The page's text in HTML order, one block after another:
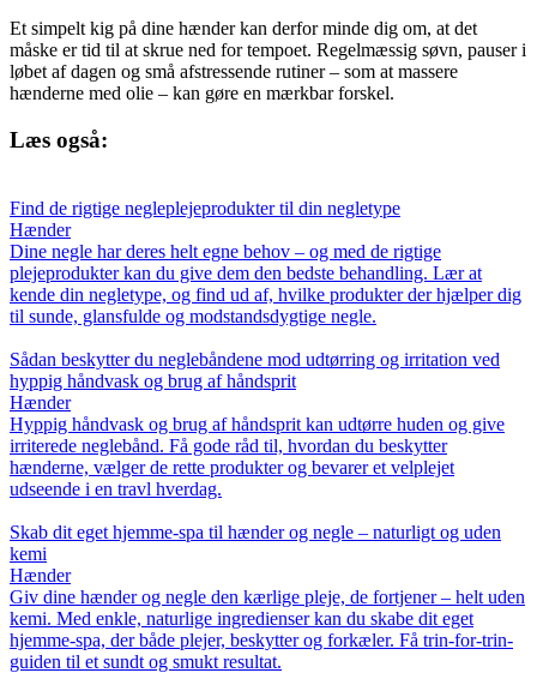
Et simpelt kig på dine hænder kan derfor minde dig om, at det
måske er tid til at skrue ned for tempoet. Regelmæssig søvn, pauser i
løbet af dagen og små afstressende rutiner – som at massere
hænderne med olie – kan gøre en mærkbar forskel.
Læs også:
Find de rigtige negleplejeprodukter til din negletype
Hænder
Dine negle har deres helt egne behov – og med de rigtige
plejeprodukter kan du give dem den bedste behandling. Lær at
kende din negletype, og find ud af, hvilke produkter der hjælper dig
til sunde, glansfulde og modstandsdygtige negle.
Sådan beskytter du neglebåndene mod udtørring og irritation ved
hyppig håndvask og brug af håndsprit
Hænder
Hyppig håndvask og brug af håndsprit kan udtørre huden og give
irriterede neglebånd. Få gode råd til, hvordan du beskytter
hænderne, vælger de rette produkter og bevarer et velplejet
udseende i en travl hverdag.
Skab dit eget hjemme-spa til hænder og negle – naturligt og uden
kemi
Hænder
Giv dine hænder og negle den kærlige pleje, de fortjener – helt uden
kemi. Med enkle, naturlige ingredienser kan du skabe dit eget
hjemme-spa, der både plejer, beskytter og forkæler. Få trin-for-trin-
guiden til et sundt og smukt resultat.